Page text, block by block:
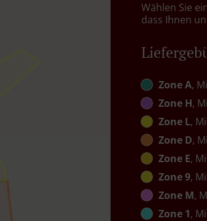
Wählen Sie
dass Ihnen
Zone A,
Zone H,
Zone L,
Zone D,
Zone E,
Zone 9,
Zone M,
Zone 1,